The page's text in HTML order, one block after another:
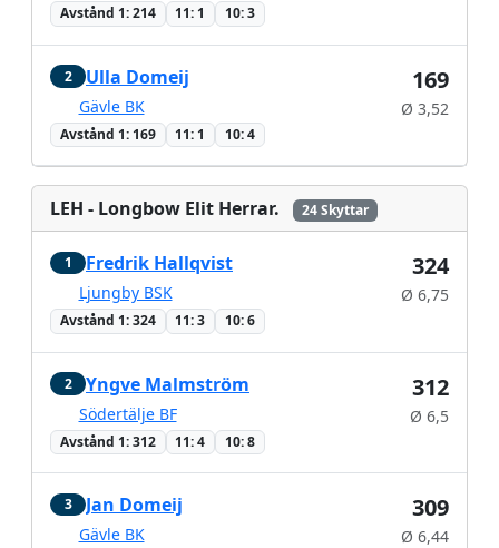
Avstånd 1: 214 11: 1 10: 3
2 Ulla Domeij
Gävle BK
Avstånd 1: 169 11: 1 10: 4
169
Ø 3,52
LEH - Longbow Elit Herrar. 24 Skyttar
1 Fredrik Hallqvist
Ljungby BSK
Avstånd 1: 324 11: 3 10: 6
324
Ø 6,75
2 Yngve Malmström
Södertälje BF
Avstånd 1: 312 11: 4 10: 8
312
Ø 6,5
3 Jan Domeij
Gävle BK
309
Ø 6,44